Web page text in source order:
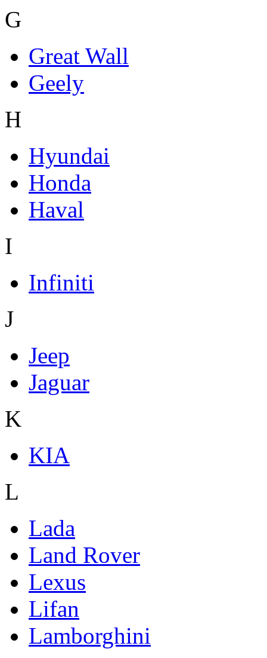
G
Great Wall
Geely
H
Hyundai
Honda
Haval
I
Infiniti
J
Jeep
Jaguar
K
KIA
L
Lada
Land Rover
Lexus
Lifan
Lamborghini